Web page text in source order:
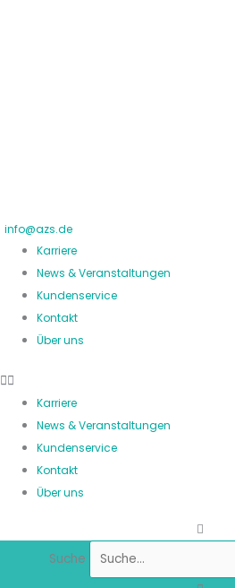
info@azs.de
Karriere
News & Veranstaltungen
Kundenservice
Kontakt
Über uns
Karriere
News & Veranstaltungen
Kundenservice
Kontakt
Über uns
Suche